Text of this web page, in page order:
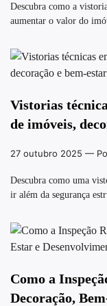
Descubra como a
aumentar o valor do
Vistorias
de imóveis,
27 outubro 2025 —
Descubra como uma
ir além da segurança
Como a
Decoração,